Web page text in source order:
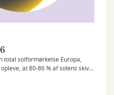
total solformørkelse Europa,
at 80-86 % af solens skive